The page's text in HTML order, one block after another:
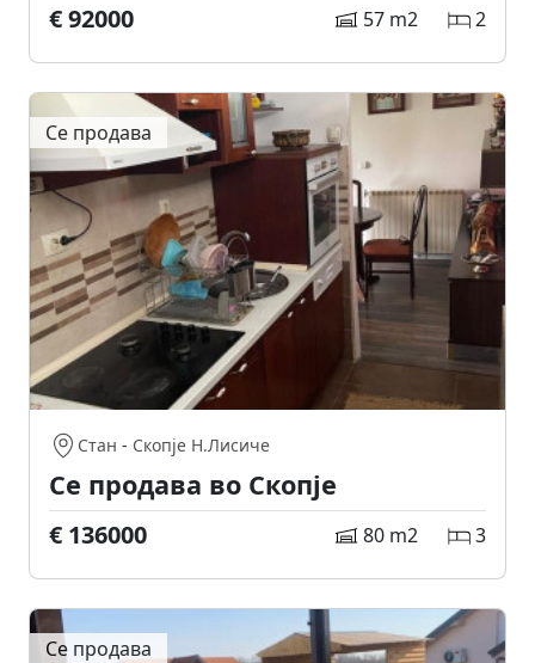
€ 92000 57 m2 2
Се продава
Стан - Скопје Н.Лисиче
Се продава во Скопје
€ 136000 80 m2 3
Се продава